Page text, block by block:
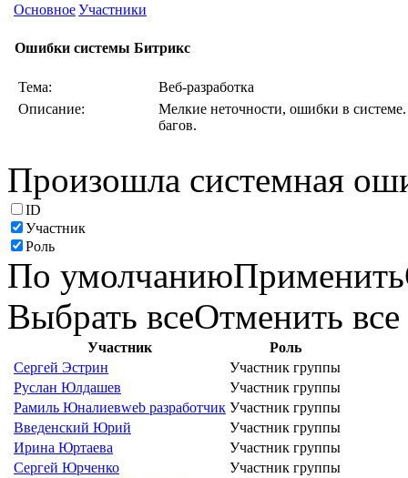
ОсновноеУчастники
Ошибки системы Битрикс
Тема:
Веб-разработка
Описание:
Мелкие неточности, ошибки в
багов.
Произошла системная
ID
Участник
Роль
По умолчаниюПрименить
Выбрать всеОтменить все
Участник
Роль
Сергей Эстрин
Участник группы
Руслан Юлдашев
Участник группы
Рамиль Юналиевweb разработчик Участник группы
Введенский Юрий
Участник группы
Ирина Юртаева
Участник группы
Сергей Юрченко
Участник группы